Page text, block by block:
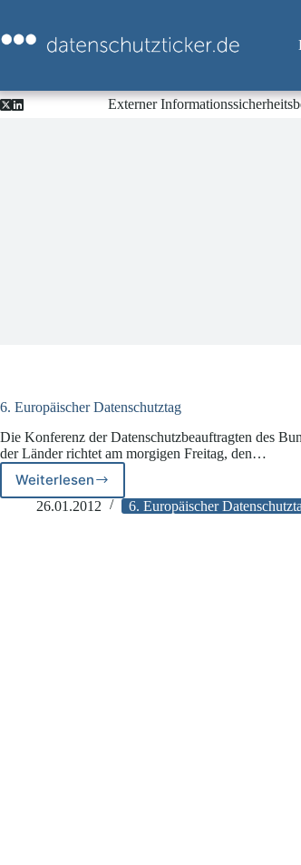
springen
Externer
6. Europäischer Datenschutztag
Die Konferenz der Datenschutzbeauftragten des
der Länder richtet am morgigen Freitag, den…
Weiterlesen
6.
Europäischer
26.01.2012 6. Europäischer